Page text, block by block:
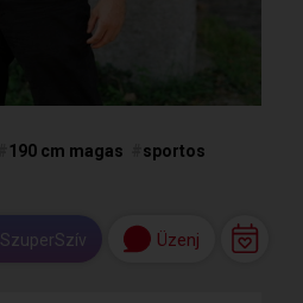
190 cm magas
sportos
SzuperSzív Üzenj